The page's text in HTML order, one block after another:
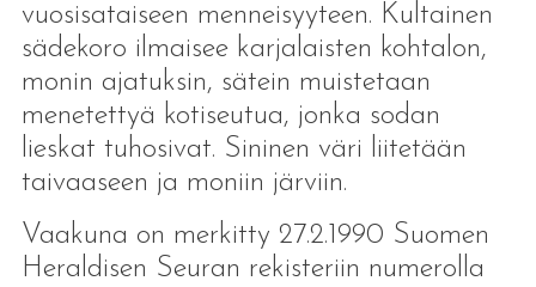
vuosisataiseen menneisyyteen. Kultainen
sädekoro ilmaisee karjalaisten kohtalon,
monin ajatuksin, sätein muistetaan
menetettyä kotiseutua, jonka sodan
lieskat tuhosivat. Sininen väri liitetään
taivaaseen ja moniin järviin.
Vaakuna on merkitty 27.2.1990 Suomen
Heraldisen Seuran rekisteriin numerolla